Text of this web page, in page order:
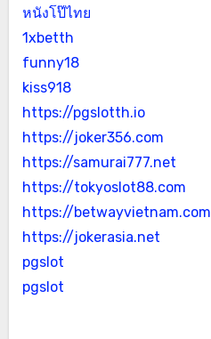
หนังโป๊ไทย
1xbetth
funny18
kiss918
https://pgslotth.io
https://joker356.com
https://samurai777.net
https://tokyoslot88.com
https://betwayvietnam.com
https://jokerasia.net
pgslot
pgslot